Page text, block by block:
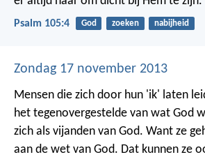
Psalm 105:4 God zoeken nabijheid
Zondag 17 november 2013
Mensen die zich door hun 'ik' laten
het tegenovergestelde van wat God
zich als vijanden van God. Want ze
aan de wet van God. Dat kunnen ze